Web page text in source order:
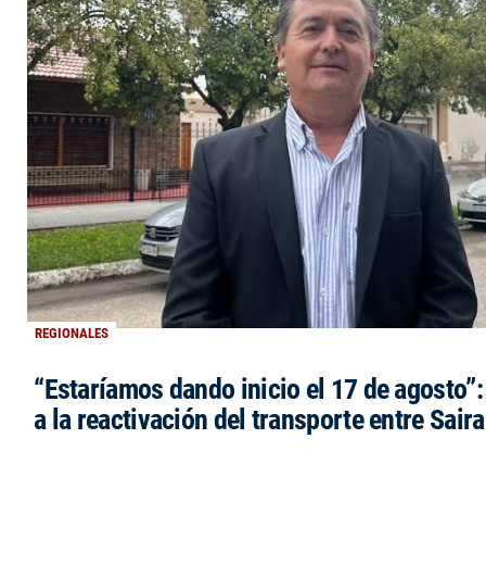
REGIONALES
“Estaríamos dando inicio el 17 de
a la reactivación del transporte entre